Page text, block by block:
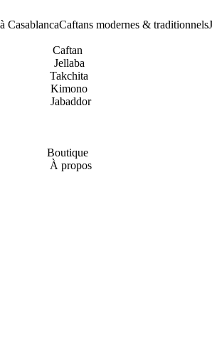
CasablancaCaftans modernes & traditionnels
Caftan
Jellaba
Takchita
Kimono
Jabaddor
Boutique
À propos